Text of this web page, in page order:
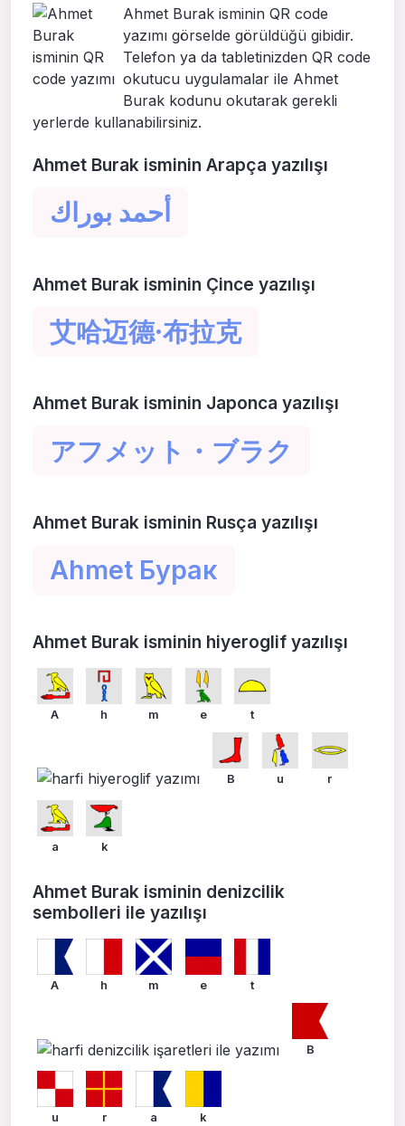
Ahmet Burak isminin QR code
yazımı görselde görüldüğü gibidir.
Telefon ya da tabletinizden QR code
okutucu uygulamalar ile Ahmet
Burak kodunu okutarak gerekli
yerlerde kullanabilirsiniz.
Ahmet Burak isminin Arapça yazılışı
أحمد بوراك
Ahmet Burak isminin Çince yazılışı
艾哈迈德·布拉克
Ahmet Burak isminin Japonca yazılışı
アフメット・ブラク
Ahmet Burak isminin Rusça yazılışı
Ahmet Бурак
Ahmet Burak isminin hiyeroglif yazılışı
A h m e t
B u r
a k
Ahmet Burak isminin denizcilik
sembolleri ile yazılışı
A h m e t
B
u r a k